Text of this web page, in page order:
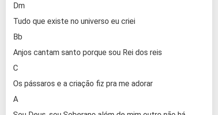
Dm
Tudo que existe no universo eu criei
Bb
Anjos cantam santo porque sou Rei dos reis
C
Os pássaros e a criação fiz pra me adorar
A